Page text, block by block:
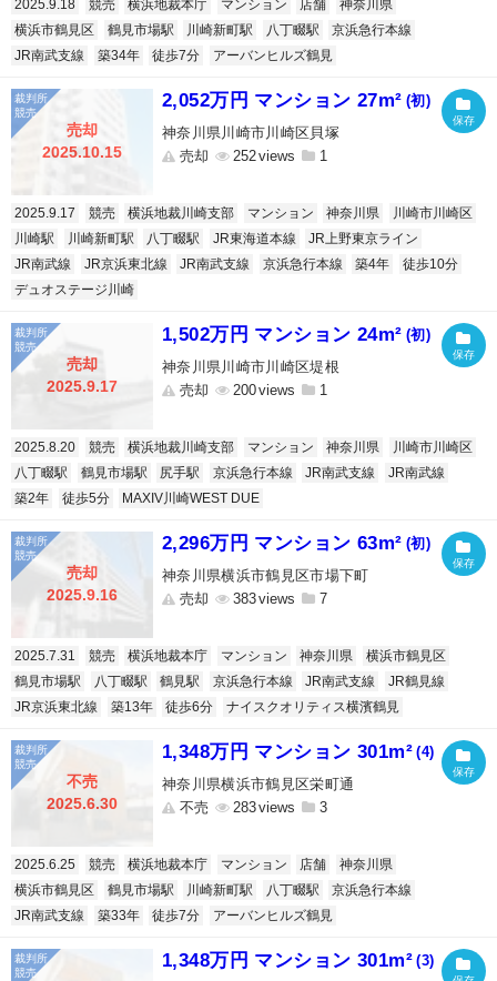
2025.9.18 競売 横浜地裁本庁 マンション 店舗
神奈川県
横浜市鶴見区
鶴見市場駅 川崎新町駅 八丁畷駅
京浜急行本線
JR南武支線
築34年 徒歩7分 アーバンヒルズ鶴見
売却
2025.10.15
2,052万円 マンション 27m² (初)
神奈川県川崎市川崎区貝塚
売却
252 1
2025.9.17 競売 横浜地裁川崎支部 マンション 神奈川県
川崎市川崎区
川崎駅
川崎新町駅 八丁畷駅 JR東海道本線
JR上野東京ライン
JR南武線
JR京浜東北線 JR南武支線 京浜急行本線 築4年
徒歩10分
デュオステージ川崎
売却
2025.9.17
1,502万円 マンション 24m² (初)
神奈川県川崎市川崎区堤根
売却
200 1
2025.8.20 競売 横浜地裁川崎支部 マンション 神奈川県
川崎市川崎区
八丁畷駅
鶴見市場駅 尻手駅 京浜急行本線 JR南武支線
JR南武線
築2年
徒歩5分 MAXIV川崎WEST DUE
売却
2025.9.16
2,296万円 マンション 63m² (初)
神奈川県横浜市鶴見区市場下町
売却
383 7
2025.7.31 競売 横浜地裁本庁 マンション 神奈川県
横浜市鶴見区
鶴見市場駅
八丁畷駅 鶴見駅 京浜急行本線 JR南武支線
JR鶴見線
JR京浜東北線
築13年 徒歩6分 ナイスクオリティス横濱鶴見
不売
2025.6.30
1,348万円 マンション 301m² (4)
神奈川県横浜市鶴見区栄町通
不売
283 3
2025.6.25 競売 横浜地裁本庁 マンション 店舗
神奈川県
横浜市鶴見区
鶴見市場駅 川崎新町駅 八丁畷駅
京浜急行本線
JR南武支線
築33年 徒歩7分 アーバンヒルズ鶴見
1,348万円 マンション 301m² (3)